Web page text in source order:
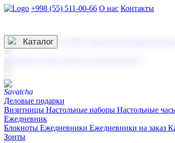
+998 (55) 511-00-66 О нас Контакты
3D гравировка
☰
Контакты
Каталог
Деловые подарки
Визитницы Настольные наборы Настольные
Ежедневник
Блокноты Ежедневники Ежедневники на заказ
Зонты